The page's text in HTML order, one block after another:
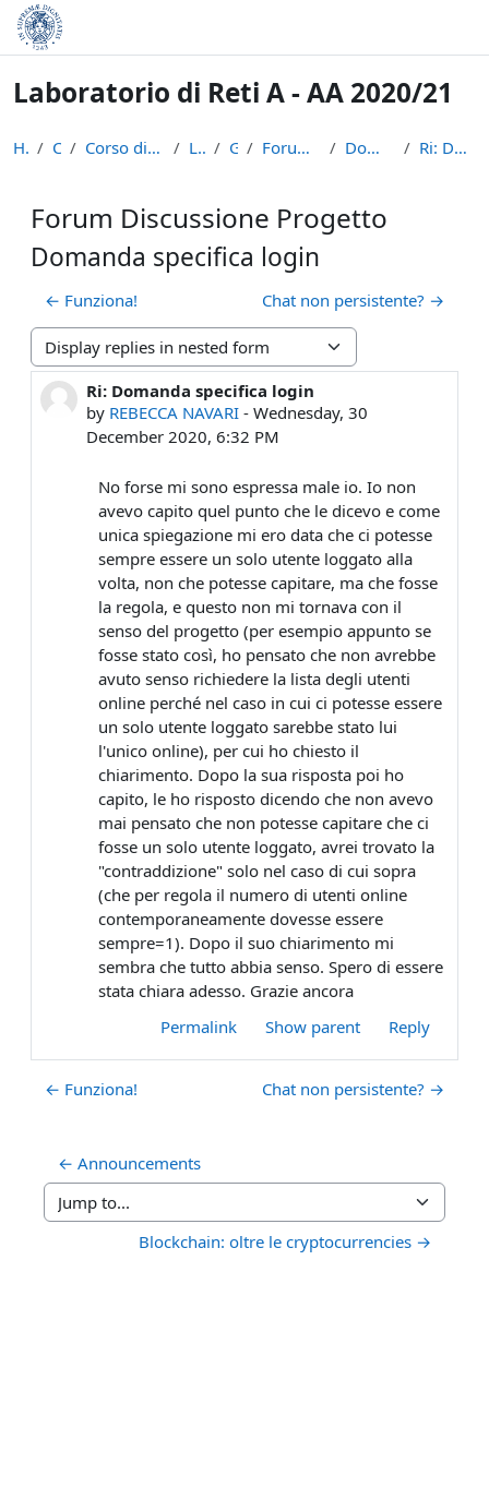
Skip to main content
Laboratorio di Reti A - AA 2020/21
Home Courses Corso di Laurea in Informatica (L-31) LPR-A2021 General Forum Discussione Progetto Domanda specifica login Ri: Domanda specifica login
Forum Discussione Progetto
Domanda specifica login
← Funziona! Chat non persistente? →
Display mode
Ri: Domanda specifica login
by REBECCA NAVARI -Wednesday, 30
December 2020, 6:32 PM
Number of replies: 0
No forse mi sono espressa male io. Io non
avevo capito quel punto che le dicevo e come
unica spiegazione mi ero data che ci potesse
sempre essere un solo utente loggato alla
volta, non che potesse capitare, ma che fosse
la regola, e questo non mi tornava con il
senso del progetto (per esempio appunto se
fosse stato così, ho pensato che non avrebbe
avuto senso richiedere la lista degli utenti
online perché nel caso in cui ci potesse essere
un solo utente loggato sarebbe stato lui
l'unico online), per cui ho chiesto il
chiarimento. Dopo la sua risposta poi ho
capito, le ho risposto dicendo che non avevo
mai pensato che non potesse capitare che ci
fosse un solo utente loggato, avrei trovato la
"contraddizione" solo nel caso di cui sopra
(che per regola il numero di utenti online
contemporaneamente dovesse essere
sempre=1). Dopo il suo chiarimento mi
sembra che tutto abbia senso. Spero di essere
stata chiara adesso. Grazie ancora
Permalink
Show parent Reply
← Funziona! Chat non persistente? →
← Announcements
Jump to...
Blockchain: oltre le cryptocurrencies →